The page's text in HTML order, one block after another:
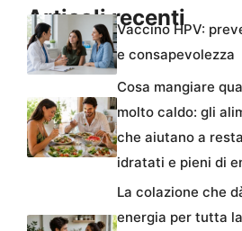
Articoli recenti
Vaccino HPV:
e consapevolezza
Cosa mangiare
molto caldo: gli
che aiutano a
idratati e pieni di
La colazione che
energia per tutta la